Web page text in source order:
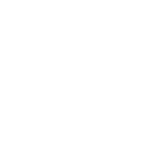
circular.fashion
und die
ein